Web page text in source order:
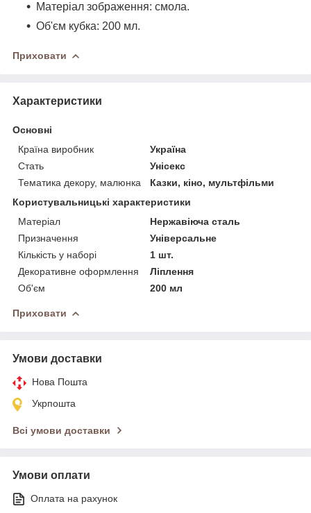
Матеріал зображення: смола.
Об'єм кубка: 200 мл.
Приховати
Характеристики
Основні
Країна виробник
Україна
Стать
Унісекс
Тематика декору, малюнка
Казки, кіно, мультфільми
Користувальницькі характеристики
Матеріал
Нержавіюча сталь
Призначення
Універсальне
Кількість у наборі
1 шт.
Декоративне оформлення
Ліплення
Об'єм
200 мл
Приховати
Умови доставки
Нова Пошта
Укрпошта
Всі умови доставки
Умови оплати
Оплата на рахунок